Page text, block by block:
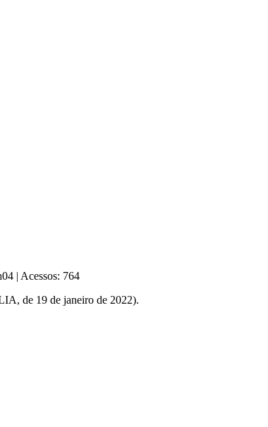
| Acessos: 764
de 19 de janeiro de 2022).